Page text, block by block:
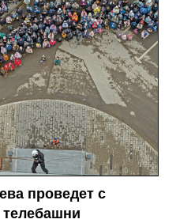
проведет с